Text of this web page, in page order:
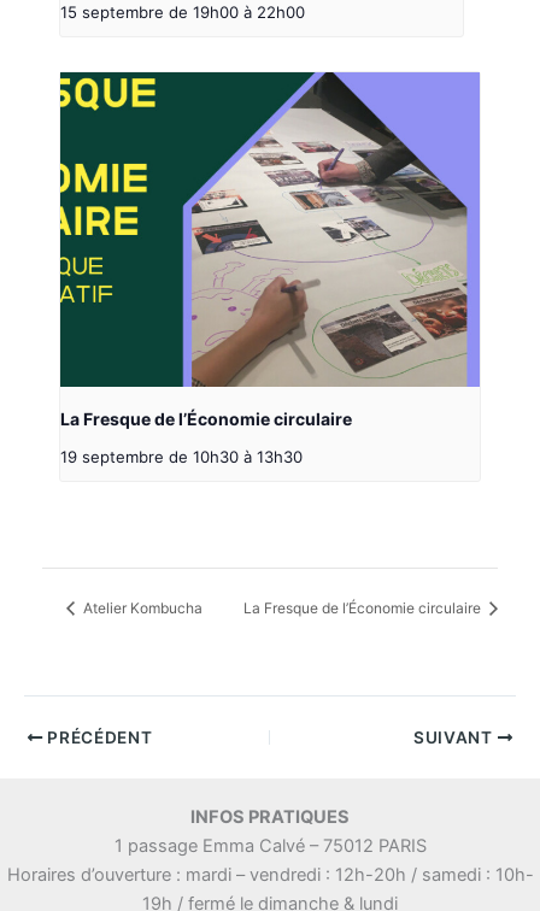
15 septembre de 19h00 à 22h00
La Fresque de l’Économie circulaire
19 septembre de 10h30 à 13h30
Atelier Kombucha La Fresque de l’Économie circulaire
PRÉCÉDENT SUIVANT
INFOS PRATIQUES
1 passage Emma Calvé – 75012 PARIS
Horaires d’ouverture : mardi – vendredi : 12h-20h / samedi : 10h-
19h / fermé le dimanche & lundi